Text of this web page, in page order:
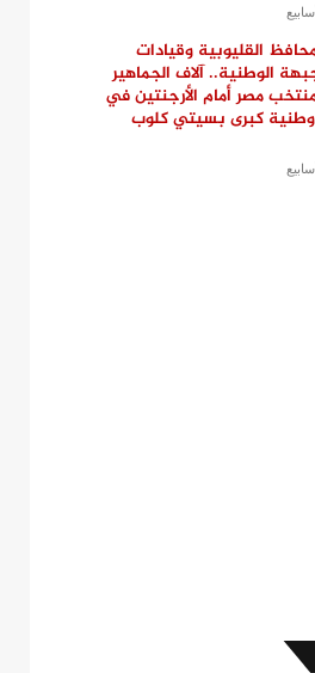
القليوبية وقيادات
الوطنية.. آلاف الجماهير
مصر أمام الأرجنتين في
وطنية كبرى بسيتي كلوب